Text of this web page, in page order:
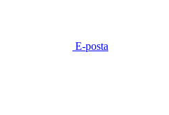
E-posta